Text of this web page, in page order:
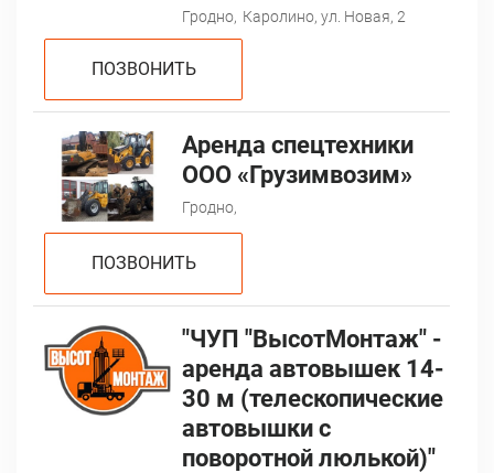
Гродно, Каролино, ул. Новая, 2
ПОЗВОНИТЬ
Аренда спецтехники
ООО «Грузимвозим»
Гродно,
ПОЗВОНИТЬ
"ЧУП "ВысотМонтаж" -
аренда автовышек 14-
30 м (телескопические
автовышки с
поворотной люлькой)"